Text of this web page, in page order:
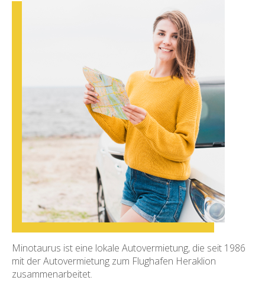
Minotaurus ist eine lokale Autovermietung, die seit 1986
mit der Autovermietung zum Flughafen Heraklion
zusammenarbeitet.